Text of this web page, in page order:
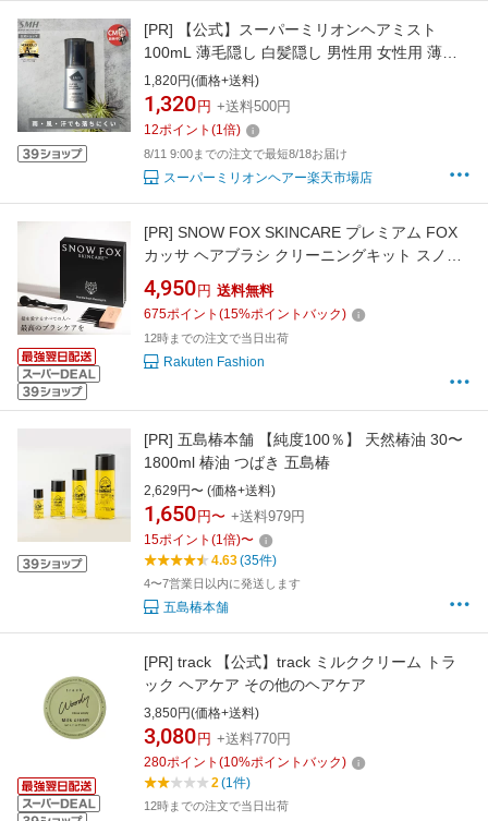
[PR]
【公式】スーパーミリオンヘアミスト
100mL 薄毛隠し 白髪隠し 男性用 女性用 薄毛
白髪 円形脱毛症 対策 頭皮 分け目 生え際 つむ
じ を 粉 で 隠す 増毛パウダー 固定剤
1,820円(価格+送料)
1,320 円 +送料500円
12ポイント (1倍)
8/11 9:00までの注文で最短8/18お届け
スーパーミリオンヘアー楽天市場店
[PR] SNOW FOX SKINCARE プレミアム FOX
カッサ ヘアブラシ クリーニングキット スノー
フォックス スキンケア ヘアケア その他のヘア
ケア【送料無料】
4,950 円 送料無料
675ポイント (15%ポイントバック)
12時までの注文で当日出荷
Rakuten Fashion
[PR] 五島椿本舗 【純度100％】 天然椿油 30〜
1800ml 椿油 つばき 五島椿
2,629円〜 (価格+送料)
1,650 円〜 +送料979円
15ポイント (1倍)〜
4.63(35件)
4〜7営業日以内に発送します
五島椿本舗
[PR] track 【公式】track ミルククリーム トラ
ック ヘアケア その他のヘアケア
3,850円(価格+送料)
3,080 円 +送料770円
280ポイント (10%ポイントバック)
2(1件)
12時までの注文で当日出荷